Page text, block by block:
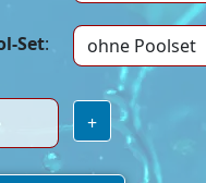
Set:
+